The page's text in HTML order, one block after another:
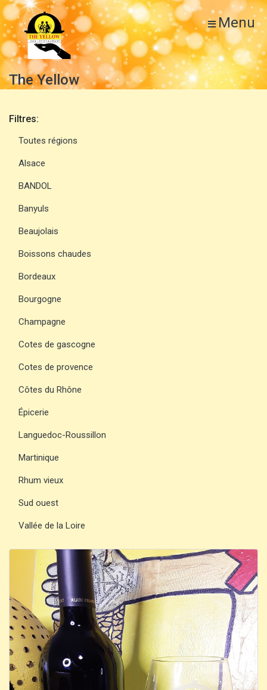
Menu
The Yellow
Filtres:
Toutes régions
Alsace
BANDOL
Banyuls
Beaujolais
Boissons chaudes
Bordeaux
Bourgogne
Champagne
Cotes de gascogne
Cotes de provence
Côtes du Rhône
Épicerie
Languedoc-Roussillon
Martinique
Rhum vieux
Sud ouest
Vallée de la Loire